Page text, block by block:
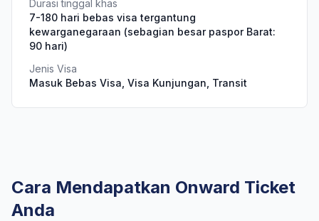
Durasi tinggal khas
7-180 hari bebas visa tergantung
kewarganegaraan (sebagian besar paspor Barat:
90 hari)
Jenis Visa
Masuk Bebas Visa, Visa Kunjungan, Transit
Cara Mendapatkan Onward Ticket
Anda